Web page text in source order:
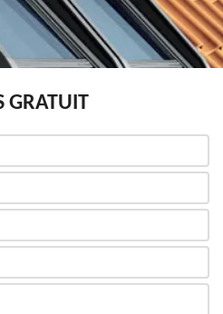
GRATUIT